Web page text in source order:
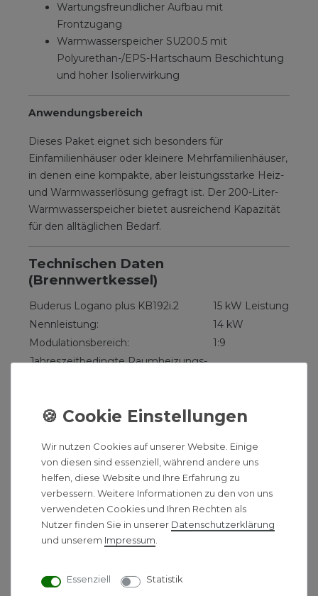
Wartungsfreundlicher Aufbau mit
Frontzugang
Warmwasserspeicher SU200.5 mit
Polyurethan-/EPS-Hartschaum Beschichtung
und hoher Isolierwirkung
Anwendungsbereich
Dieses Paket eignet sich besonders für
Einfamilienhäuser oder kleinere Mehrfamilienhäuser,
in denen eine kompakte, aber leistungsstarke Heiz-
und Warmwasserlösung gefragt ist. Der 200-Liter-
Warmwasserspeicher bietet ausreichend Kapazität
für den alltäglichen Bedarf.
Technischen Daten
(Brennwertkessel)
Buderus Logano plus KB192i.2
15 kW Leistung
Nennleistung:
14 kW
Modulationsbereich:
1:9
Jahreszeitbedingte Raumheizungs-
Schallleistungspegel:
49 dB(A)
Energieeffizienzklasse:
A
Abmessungen (HxBxT):
1016 x 600 x
630 mm
DN 125/80
Wir nutzen Cookies auf unserer Website. Einige
von diesen sind essenziell, während andere uns
helfen, diese Website und Ihre Erfahrung zu
verbessern. Weitere Informationen zu den von uns
verwendeten Cookies und Ihren Rechten als
Nutzer finden Sie in unserer Daten­schutz­erklärung
und unserem Impressum
Essenziell Statistik